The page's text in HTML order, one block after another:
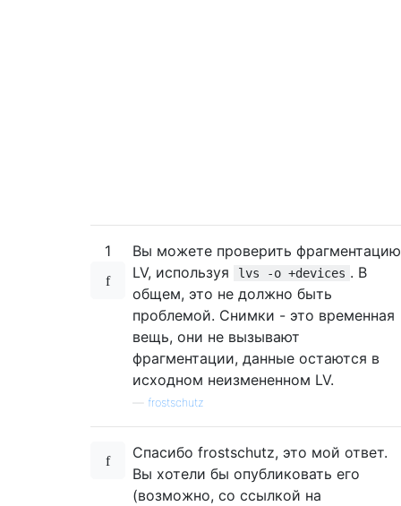
1
Вы можете проверить фрагментацию
LV, используя
lvs -o +devices . В
общем, это не должно быть
проблемой. Снимки - это временная
вещь, они не вызывают
фрагментации, данные остаются в
исходном неизмененном LV.
frostschutz
Спасибо frostschutz, это мой ответ.
Вы хотели бы опубликовать его
(возможно, со ссылкой на